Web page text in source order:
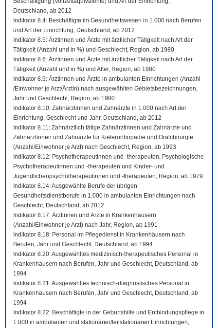
Deutschland, ab 2012
Indikator 8.4: Beschäftigte im Gesundheitswesen in 1.000 nach Berufen
und Art der Einrichtung, Deutschland, ab 2012
Indikator 8.5: Ärztinnen und Ärzte mit ärztlicher Tätigkeit nach Art der
Tätigkeit (Anzahl und in %) und Geschlecht, Region, ab 1980
Indikator 8.6: Ärztinnen und Ärzte mit ärztlicher Tätigkeit nach Art der
Tätigkeit (Anzahl und in %) und Alter, Region, ab 1980
Indikator 8.9: Ärztinnen und Ärzte in ambulanten Einrichtungen (Anzahl
/Einwohner je Arzt/Ärztin) nach ausgewählten Gebietsbezeichnungen,
Jahr und Geschlecht, Region, ab 1980
Indikator 8.10: Zahnärztinnen und Zahnärzte in 1.000 nach Art der
Einrichtung, Geschlecht und Jahr, Deutschland, ab 2012
Indikator 8.11: Zahnärztlich tätige Zahnärztinnen und Zahnärzte und
Zahnärztinnen und Zahnärzte für Kieferorthopädie und Oralchirurgie
(Anzahl/Einwohner je Arzt) nach Geschlecht, Region, ab 1993
Indikator 8.12: Psychotherapeutinnen und -therapeuten, Psychologische
Psychotherapeutinnen und -therapeuten und Kinder- und
Jugendlichenpsychotherapeutinnen und -therapeuten, Region, ab 1979
Indikator 8.14: Ausgewählte Berufe der übrigen
Gesundheitsdienstberufe in 1.000 in ambulanten Einrichtungen nach
Geschlecht, Deutschland, ab 2012
Indikator 8.17: Ärztinnen und Ärzte in Krankenhäusern
(Anzahl/Einwohner je Arzt) nach Jahr, Region, ab 1991
Indikator 8.18: Personal im Pflegedienst in Krankenhäusern nach
Berufen, Jahr und Geschlecht, Deutschland, ab 1994
Indikator 8.20: Ausgewähltes medizinisch-therapeutisches Personal in
Krankenhäusern nach Berufen, Jahr und Geschlecht, Deutschland, ab
1994
Indikator 8.21: Ausgewähltes technisch-diagnostisches Personal in
Krankenhäusern nach Berufen, Jahr und Geschlecht, Deutschland, ab
1994
Indikator 8.22: Beschäftigte in der Geburtshilfe und Entbindungspflege in
1.000 in ambulanten und stationären/teilstationären Einrichtungen,